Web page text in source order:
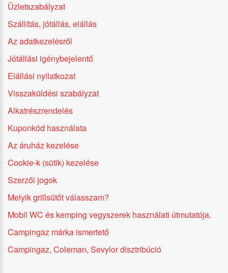
Üzletszabályzat
Szállítás, jótállás, elállás
Az adatkezelésről
Jótállási igénybejelentő
Elállási nyilatkozat
Visszaküldési szabályzat
Alkatrészrendelés
Kuponkód használata
Az áruház kezelése
Cookie-k (sütik) kezelése
Szerzői jogok
Melyik grillsütőt válasszam?
Mobil WC és kemping vegyszerek használati útmutatója.
Campingaz márka ismertető
Campingaz, Coleman, Sevylor disztribúció